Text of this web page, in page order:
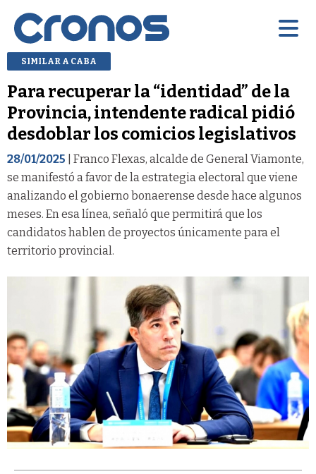
SIMILAR A CABA
Para recuperar la “identidad” de la
Provincia, intendente radical pidió
desdoblar los comicios legislativos
28/01/2025 | Franco Flexas, alcalde de General Viamonte,
se manifestó a favor de la estrategia electoral que viene
analizando el gobierno bonaerense desde hace algunos
meses. En esa línea, señaló que permitirá que los
candidatos hablen de proyectos únicamente para el
territorio provincial.